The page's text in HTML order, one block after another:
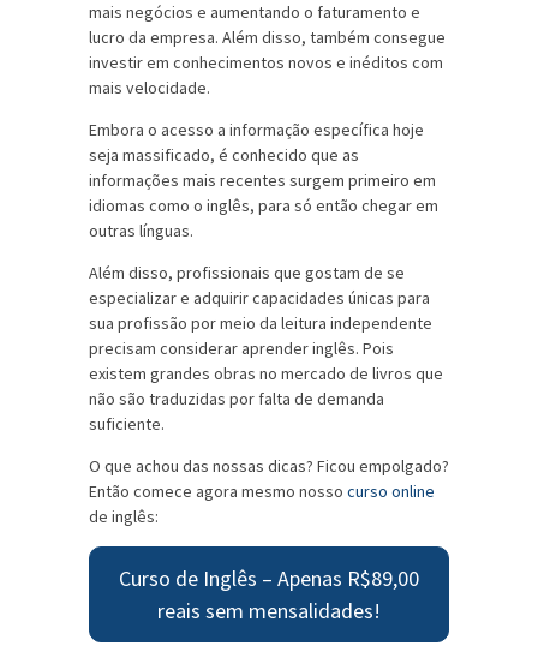
mais negócios e aumentando o faturamento e
lucro da empresa. Além disso, também consegue
investir em conhecimentos novos e inéditos com
mais velocidade.
Embora o acesso a informação específica hoje
seja massificado, é conhecido que as
informações mais recentes surgem primeiro em
idiomas como o inglês, para só então chegar em
outras línguas.
Além disso, profissionais que gostam de se
especializar e adquirir capacidades únicas para
sua profissão por meio da leitura independente
precisam considerar aprender inglês. Pois
existem grandes obras no mercado de livros que
não são traduzidas por falta de demanda
suficiente.
O que achou das nossas dicas? Ficou empolgado?
Então comece agora mesmo nosso curso online
de inglês:
Curso de Inglês – Apenas R$89,00
reais sem mensalidades!